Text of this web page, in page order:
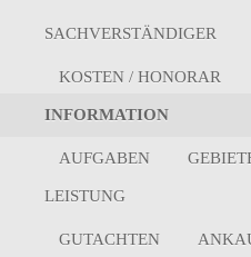
SACHVERSTÄNDIGER
KOSTEN / HONORAR
INFORMATION
AUFGABEN
LEISTUNG
GUTACHTEN